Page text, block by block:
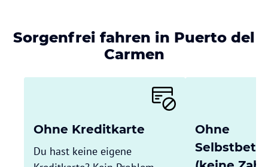
Sorgenfrei fahren in Puerto del
Carmen
Ohne Kreditkarte
Du hast keine eigene
Ohne